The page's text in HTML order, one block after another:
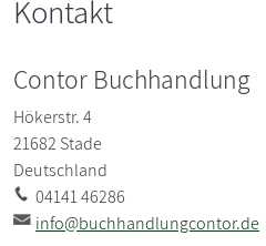
Kontakt
Contor Buchhandlung
Hökerstr. 4
21682 Stade
Deutschland
04141 46286
info@buchhandlungcontor.de